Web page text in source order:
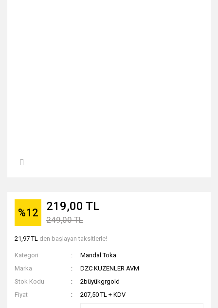
%12 219,00 TL
249,00 TL
21,97 TL den başlayan taksitlerle!
Kategori
Mandal Toka
Marka
DZC KUZENLER AVM
Stok Kodu
2büyükgrgold
Fiyat
207,50 TL + KDV